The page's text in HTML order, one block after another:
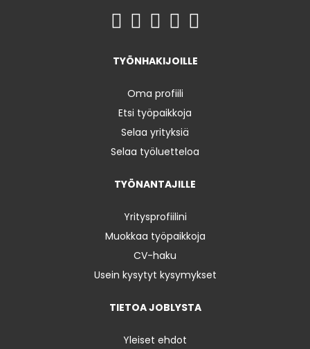
TYÖNHAKIJOILLE
Oma profiili
Etsi työpaikkoja
Selaa yrityksiä
Selaa työluetteloa
TYÖNANTAJILLE
Yritysprofiilini
Muokkaa työpaikkoja
CV-haku
Usein kysytyt kysymykset
TIETOA JOBLYSTA
Yleiset ehdot